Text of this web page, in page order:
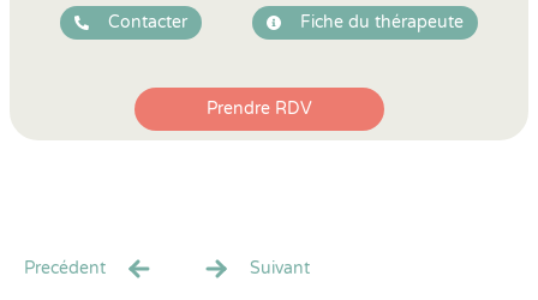
Contacter Fiche du thérapeute
Prendre RDV
Precédent Suivant